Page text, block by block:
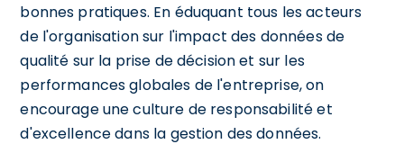
bonnes pratiques. En éduquant tous les acteurs
de l'organisation sur l'impact des données de
qualité sur la prise de décision et sur les
performances globales de l'entreprise, on
encourage une culture de responsabilité et
d'excellence dans la gestion des données.